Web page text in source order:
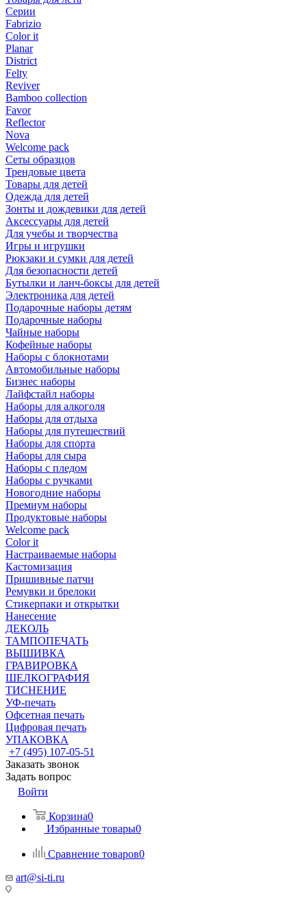
Серии
Fabrizio
Color it
Planar
District
Felty
Reviver
Bamboo collection
Favor
Reflector
Nova
Welcome pack
Сеты образцов
Трендовые цвета
Товары для детей
Одежда для детей
Зонты и дождевики для детей
Аксессуары для детей
Для учебы и творчества
Игры и игрушки
Рюкзаки и сумки для детей
Для безопасности детей
Бутылки и ланч-боксы для детей
Электроника для детей
Подарочные наборы детям
Подарочные наборы
Чайные наборы
Кофейные наборы
Наборы с блокнотами
Автомобильные наборы
Бизнес наборы
Лайфстайл наборы
Наборы для алкоголя
Наборы для отдыха
Наборы для путешествий
Наборы для спорта
Наборы для сыра
Наборы с пледом
Наборы с ручками
Новогодние наборы
Премиум наборы
Продуктовые наборы
Welcome pack
Color it
Настраиваемые наборы
Кастомизация
Пришивные патчи
Ремувки и брелоки
Стикерпаки и открытки
Нанесение
ДЕКОЛЬ
ТАМПОПЕЧАТЬ
ВЫШИВКА
ГРАВИРОВКА
ШЕЛКОГРАФИЯ
ТИСНЕНИЕ
УФ-печать
Офсетная печать
Цифровая печать
УПАКОВКА
+7 (495) 107-05-51
Заказать звонок
Задать вопрос
Войти
Корзина0
Избранные товары0
Сравнение товаров0
art@si-ti.ru